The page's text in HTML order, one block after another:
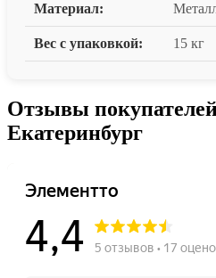
Материал:
Вес с упаковкой: 15 кг
Отзывы покупателей
Екатеринбург